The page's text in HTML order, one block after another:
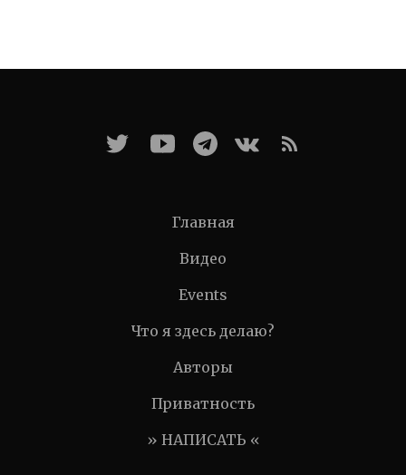
Главная
Видео
Events
Что я здесь делаю?
Авторы
Приватность
» НАПИСАТЬ «